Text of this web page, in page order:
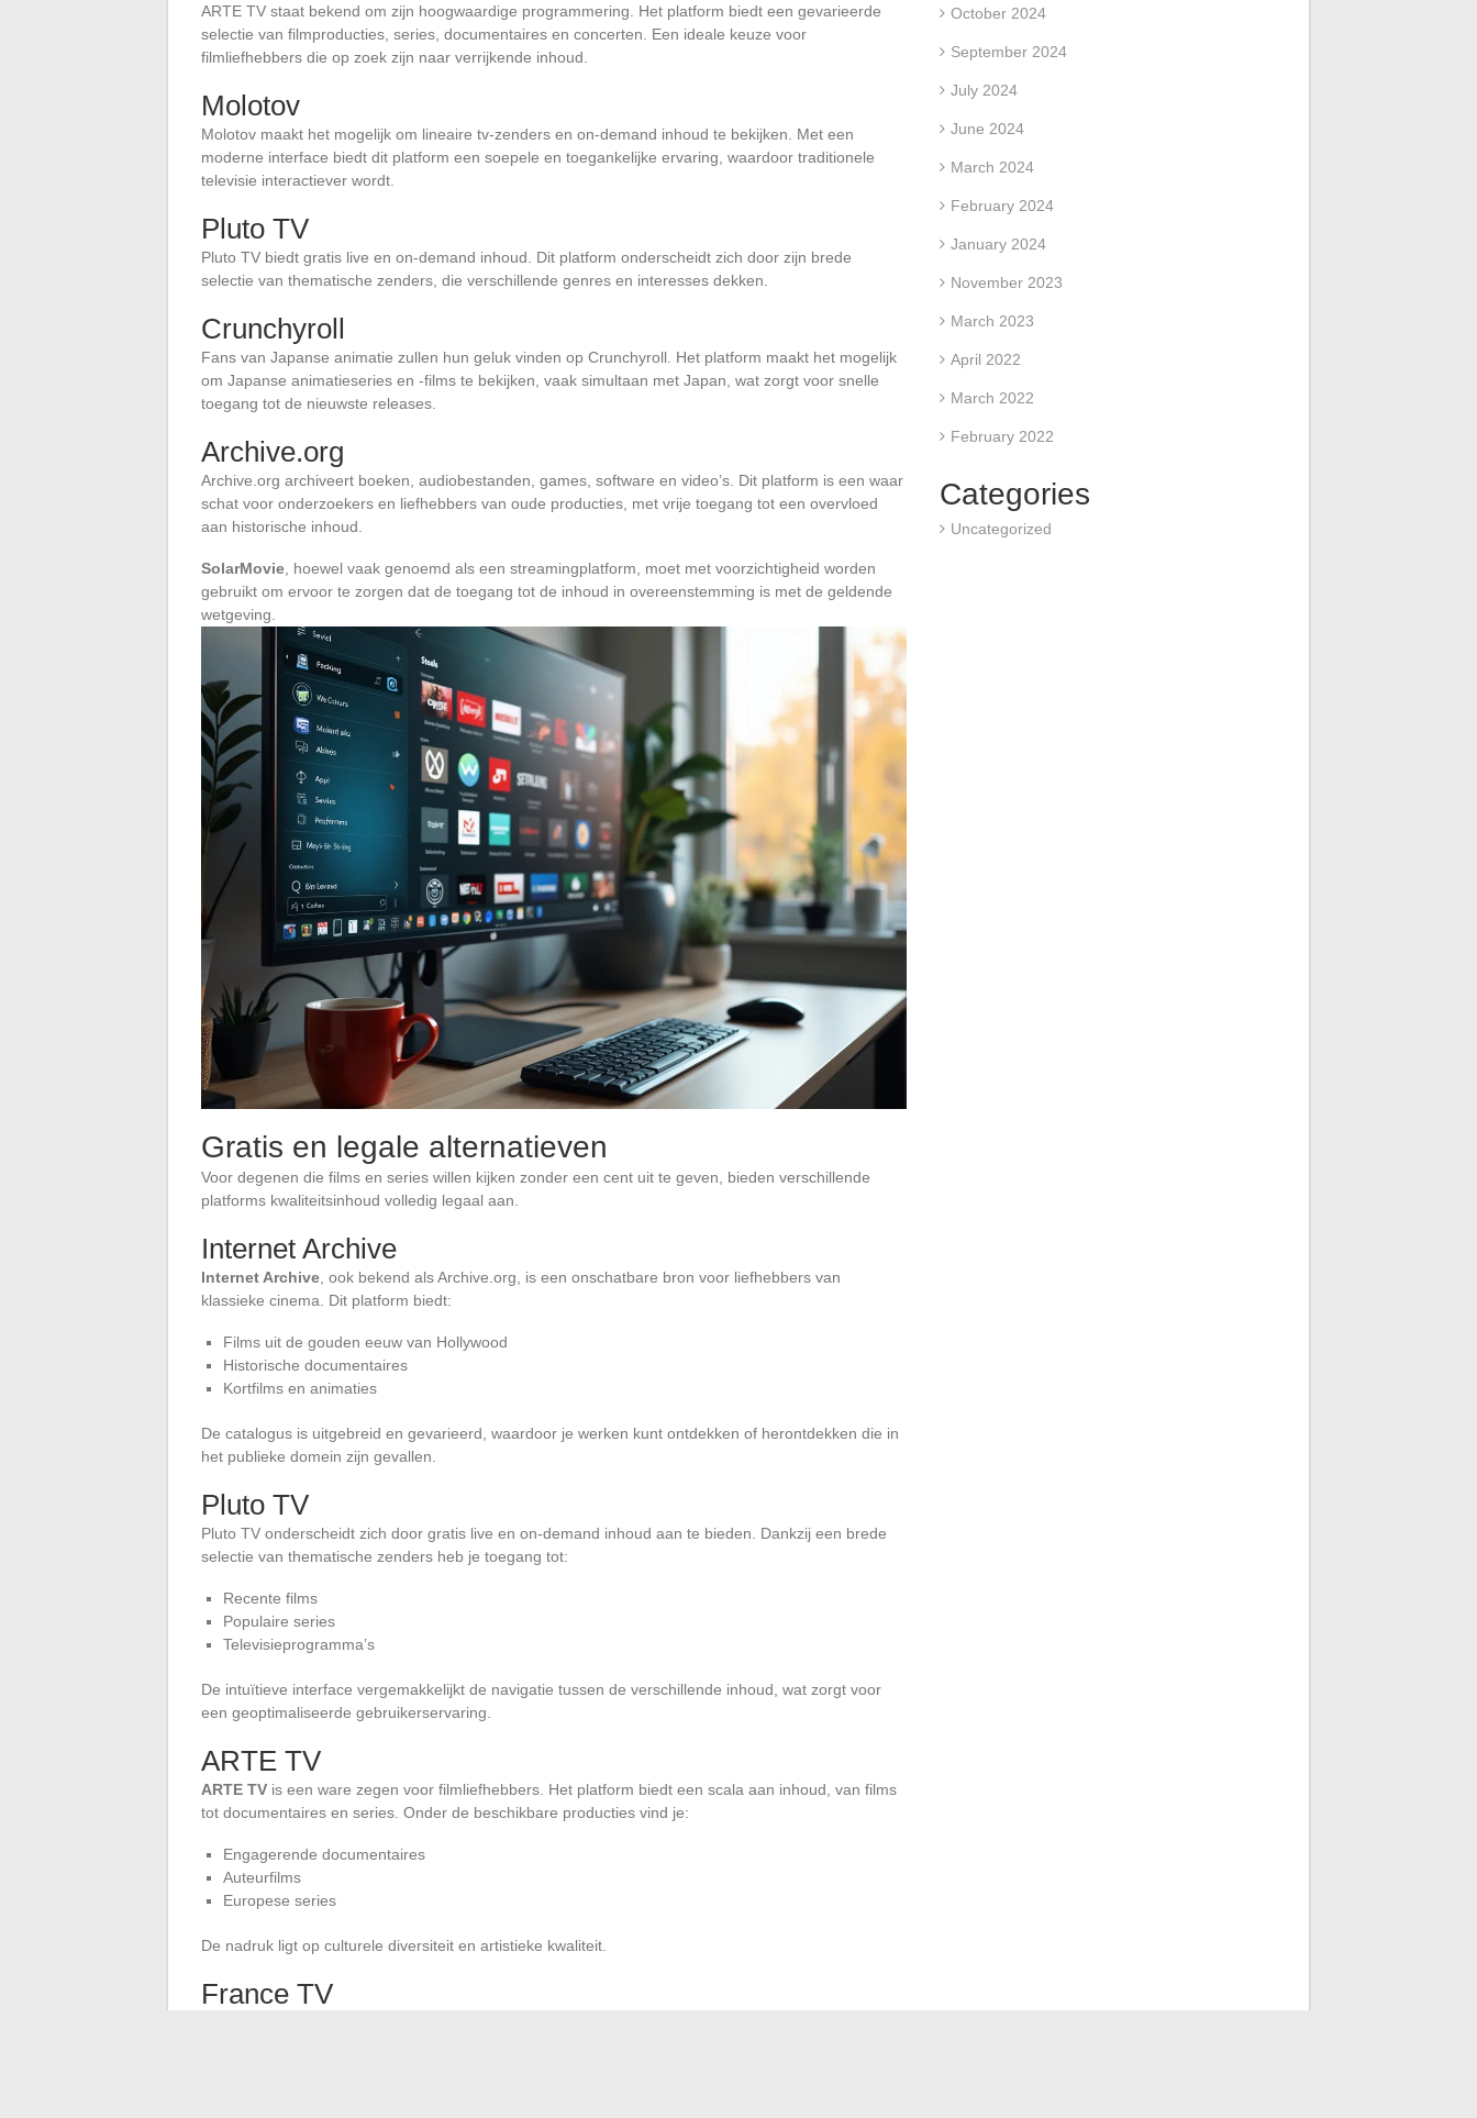
ARTE TV staat bekend om zijn hoogwaardige programmering. Het platform biedt een gevarieerde
selectie van filmproducties, series, documentaires en concerten. Een ideale keuze voor
filmliefhebbers die op zoek zijn naar verrijkende inhoud.
Molotov
Molotov maakt het mogelijk om lineaire tv-zenders en on-demand inhoud te bekijken. Met een
moderne interface biedt dit platform een soepele en toegankelijke ervaring, waardoor traditionele
televisie interactiever wordt.
Pluto TV
Pluto TV biedt gratis live en on-demand inhoud. Dit platform onderscheidt zich door zijn brede
selectie van thematische zenders, die verschillende genres en interesses dekken.
Crunchyroll
Fans van Japanse animatie zullen hun geluk vinden op Crunchyroll. Het platform maakt het mogelijk
om Japanse animatieseries en -films te bekijken, vaak simultaan met Japan, wat zorgt voor snelle
toegang tot de nieuwste releases.
Archive.org
Archive.org archiveert boeken, audiobestanden, games, software en video’s. Dit platform is een waar
schat voor onderzoekers en liefhebbers van oude producties, met vrije toegang tot een overvloed
aan historische inhoud.
SolarMovie , hoewel vaak genoemd als een streamingplatform, moet met voorzichtigheid worden
gebruikt om ervoor te zorgen dat de toegang tot de inhoud in overeenstemming is met de geldende
wetgeving.
Gratis en legale alternatieven
Voor degenen die films en series willen kijken zonder een cent uit te geven, bieden verschillende
platforms kwaliteitsinhoud volledig legaal aan.
Internet Archive
Internet Archive , ook bekend als Archive.org, is een onschatbare bron voor liefhebbers van
klassieke cinema. Dit platform biedt:
Films uit de gouden eeuw van Hollywood
Historische documentaires
Kortfilms en animaties
De catalogus is uitgebreid en gevarieerd, waardoor je werken kunt ontdekken of herontdekken die in
het publieke domein zijn gevallen.
Pluto TV
Pluto TV onderscheidt zich door gratis live en on-demand inhoud aan te bieden. Dankzij een brede
selectie van thematische zenders heb je toegang tot:
Recente films
Populaire series
Televisieprogramma’s
De intuïtieve interface vergemakkelijkt de navigatie tussen de verschillende inhoud, wat zorgt voor
een geoptimaliseerde gebruikerservaring.
ARTE TV
ARTE TV is een ware zegen voor filmliefhebbers. Het platform biedt een scala aan inhoud, van films
tot documentaires en series. Onder de beschikbare producties vind je:
Engagerende documentaires
Auteurfilms
Europese series
De nadruk ligt op culturele diversiteit en artistieke kwaliteit.
France TV
October 2024
September 2024
July 2024
June 2024
March 2024
February 2024
January 2024
November 2023
March 2023
April 2022
March 2022
February 2022
Categories
Uncategorized